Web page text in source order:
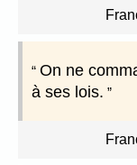
On ne
à ses lois.